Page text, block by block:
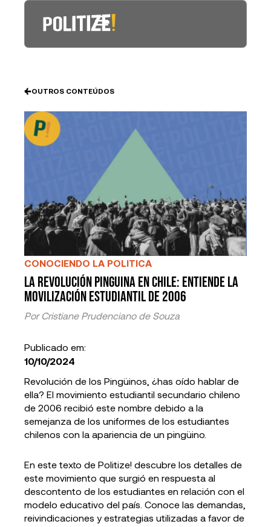
OUTROS CONTEÚDOS
CONOCIENDO LA POLITICA
La revolución pinguina en Chile: entiende la
movilización estudiantil de 2006
Por Cristiane Prudenciano de Souza
Publicado em:
10/10/2024
Revolución de los Pingüinos, ¿has oído hablar de
ella? El movimiento estudiantil secundario chileno
de 2006 recibió este nombre debido a la
semejanza de los uniformes de los estudiantes
chilenos con la apariencia de un pingüino.
En este texto de Politize! descubre los detalles de
este movimiento que surgió en respuesta al
descontento de los estudiantes en relación con el
modelo educativo del país. Conoce las demandas,
reivindicaciones y estrategias utilizadas a favor de